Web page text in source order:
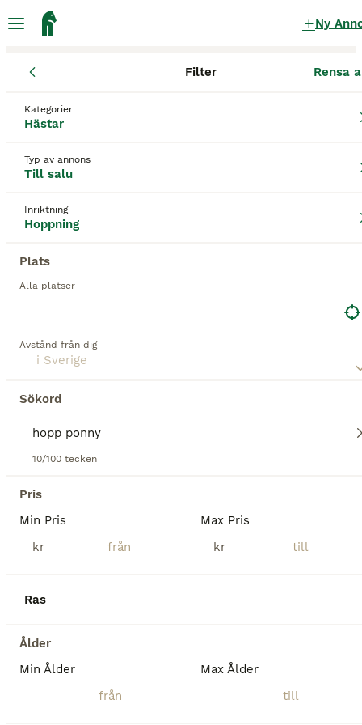
Ny
Filter Rensa
Kategorier
Hästar
Typ av annons
Till salu
Inriktning
Hoppning
Plats
Alla platser
Avstånd från dig
Sökord
10/100 tecken
Pris
Min Pris
kr
Max Pris
kr
Ras
Ålder
Min Ålder
Max Ålder
Hopp ponny Hopphästar till salu
hopp ponny
Spara sökning
Ålder
Tungelsta